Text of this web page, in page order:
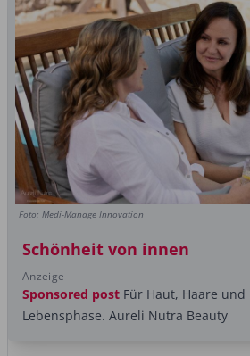
Foto: Medi-Manage Innovation
Schönheit von innen
Anzeige
Sponsored post Für Haut, Haare
Lebensphase. Aureli Nutra Beauty